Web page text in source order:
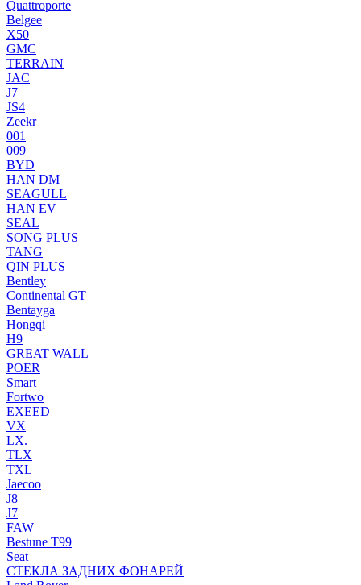
Quattroporte
Belgee
X50
GMC
TERRAIN
JAC
J7
JS4
Zeekr
001
009
BYD
HAN DM
SEAGULL
HAN EV
SEAL
SONG PLUS
TANG
QIN PLUS
Bentley
Continental GT
Bentayga
Hongqi
H9
GREAT WALL
POER
Smart
Fortwo
EXEED
VX
LX.
TLX
TXL
Jaecoo
J8
J7
FAW
Bestune T99
Seat
СТЕКЛА ЗАДНИХ ФОНАРЕЙ